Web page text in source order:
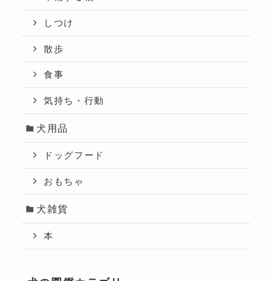
しつけ
散歩
食事
気持ち・行動
犬用品
ドッグフード
おもちゃ
犬雑貨
本